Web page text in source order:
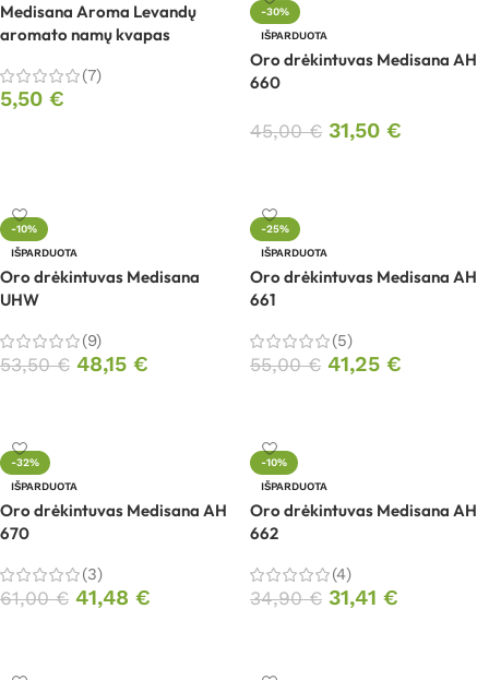
Medisana Aroma Levandų
aromato namų kvapas
(7)
5,50 €
-30%
IŠPARDUOTA
Oro drėkintuvas Medisana AH
660
45,00€ 31,50 €
-10%
IŠPARDUOTA
Oro drėkintuvas Medisana
UHW
(9)
53,50€ 48,15 €
-25%
IŠPARDUOTA
Oro drėkintuvas Medisana AH
661
(5)
55,00€ 41,25 €
-32%
IŠPARDUOTA
Oro drėkintuvas Medisana AH
670
(3)
61,00€ 41,48 €
-10%
IŠPARDUOTA
Oro drėkintuvas Medisana AH
662
(4)
34,90€ 31,41 €